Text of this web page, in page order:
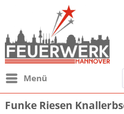
Menü
Funke Riesen